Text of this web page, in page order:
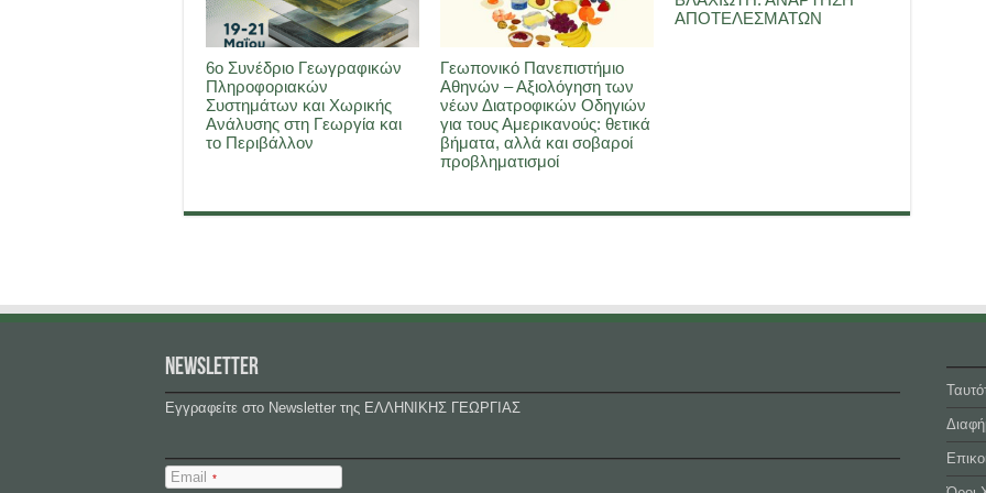
6ο Συνέδριο Γεωγραφικών
Πληροφοριακών
Συστημάτων και Χωρικής
Ανάλυσης στη Γεωργία και
το Περιβάλλον
Γεωπονικό Πανεπιστήμιο
Αθηνών – Αξιολόγηση των
νέων Διατροφικών Οδηγιών
για τους Αμερικανούς: θετικά
βήματα, αλλά και σοβαροί
προβληματισμοί
ΑΠΟΤΕΛΕΣΜΑΤΩΝ
NEWSLETTER
Εγγραφείτε στο Newsletter της ΕΛΛΗΝΙΚΗΣ ΓΕΩΡΓΙΑΣ
Email *